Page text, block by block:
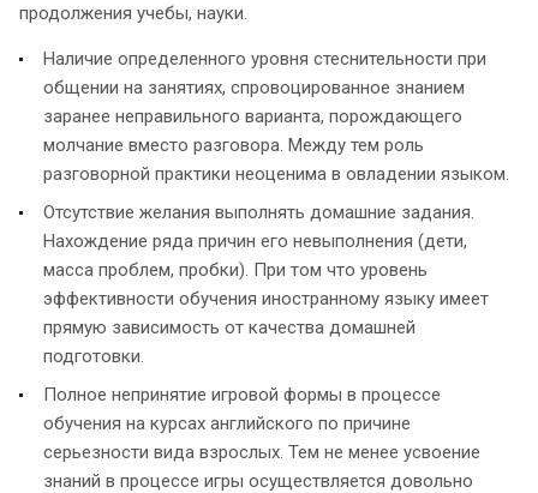
продолжения учебы, науки.
Наличие определенного уровня стеснительности при
общении на занятиях, спровоцированное знанием
заранее неправильного варианта, порождающего
молчание вместо разговора. Между тем роль
разговорной практики неоценима в овладении языком.
Отсутствие желания выполнять домашние задания.
Нахождение ряда причин его невыполнения (дети,
масса проблем, пробки). При том что уровень
эффективности обучения иностранному языку имеет
прямую зависимость от качества домашней
подготовки.
Полное непринятие игровой формы в процессе
обучения на курсах английского по причине
серьезности вида взрослых. Тем не менее усвоение
знаний в процессе игры осуществляется довольно